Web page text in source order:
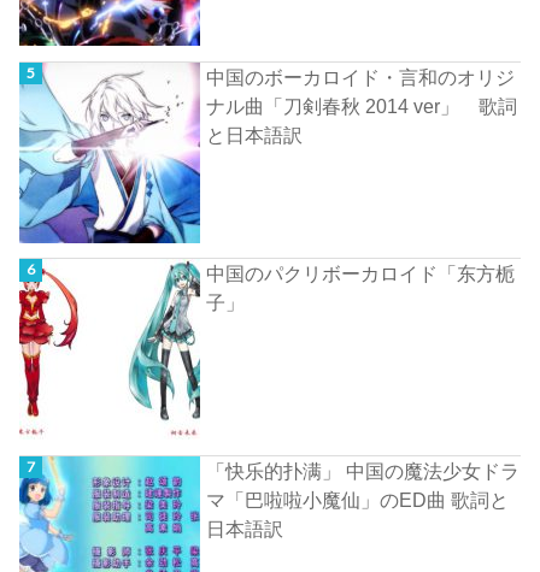
中国のボーカロイド・言和のオリジ
ナル曲「刀剣春秋 2014 ver」 歌詞
と日本語訳
中国のパクリボーカロイド「东方栀
子」
「快乐的扑满」 中国の魔法少女ドラ
マ「巴啦啦小魔仙」のED曲 歌詞と
日本語訳